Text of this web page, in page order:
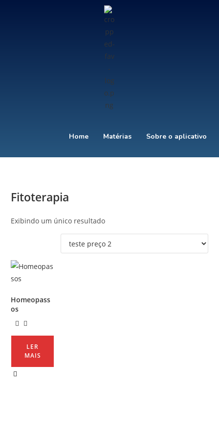
Home Matérias Sobre o aplicativo
Fitoterapia
Exibindo um único resultado
Homeopass
os
LER
MAIS